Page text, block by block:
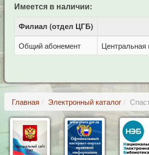
Имеется в наличии:
Филиал (отдел ЦГБ)
Общий абонемент Центральная
Главная Электронный каталог